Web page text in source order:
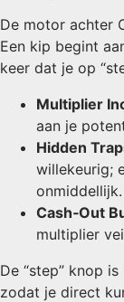
De motor achter
Een kip begint
keer dat je op
Multiplier
aan je
Hidden
willekeurig;
onmiddellijk.
Cash‑Out
multiplier
De “step” knop
zodat je direct